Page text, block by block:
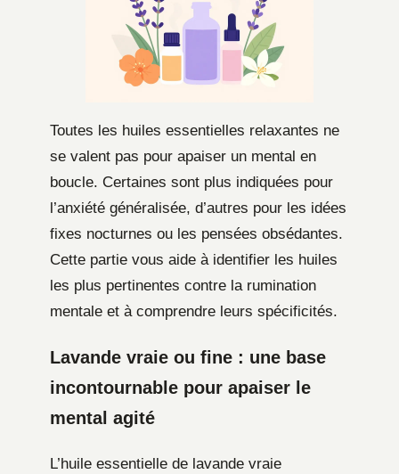
Toutes les huiles essentielles relaxantes ne
se valent pas pour apaiser un mental en
boucle. Certaines sont plus indiquées pour
l’anxiété généralisée, d’autres pour les idées
fixes nocturnes ou les pensées obsédantes.
Cette partie vous aide à identifier les huiles
les plus pertinentes contre la rumination
mentale et à comprendre leurs spécificités.
Lavande vraie ou fine : une base
incontournable pour apaiser le
mental agité
L’huile essentielle de lavande vraie